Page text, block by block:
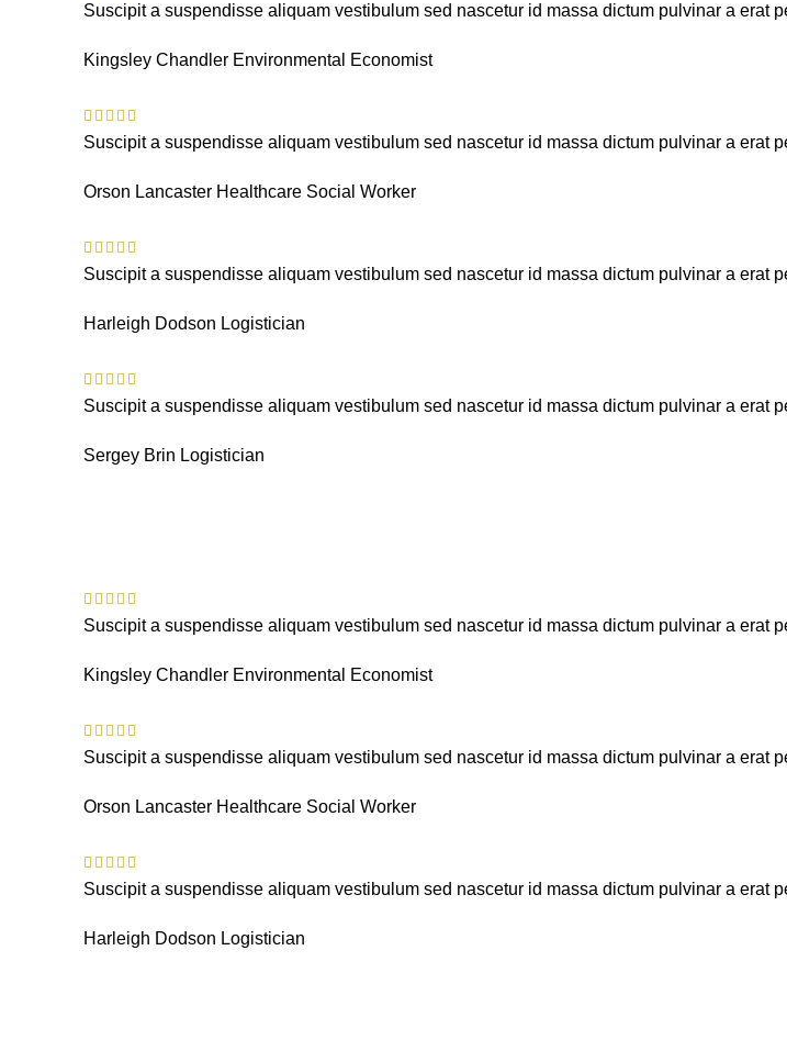
Suscipit a suspendisse aliquam vestibulum sed nascetur id massa dictum pulvinar a erat
Kingsley Chandler Environmental Economist
Suscipit a suspendisse aliquam vestibulum sed nascetur id massa dictum pulvinar a erat
Orson Lancaster Healthcare Social Worker
Suscipit a suspendisse aliquam vestibulum sed nascetur id massa dictum pulvinar a erat
Harleigh Dodson Logistician
Suscipit a suspendisse aliquam vestibulum sed nascetur id massa dictum pulvinar a erat
Sergey Brin Logistician
Suscipit a suspendisse aliquam vestibulum sed nascetur id massa dictum pulvinar a erat
Kingsley Chandler Environmental Economist
Suscipit a suspendisse aliquam vestibulum sed nascetur id massa dictum pulvinar a erat
Orson Lancaster Healthcare Social Worker
Suscipit a suspendisse aliquam vestibulum sed nascetur id massa dictum pulvinar a erat
Harleigh Dodson Logistician